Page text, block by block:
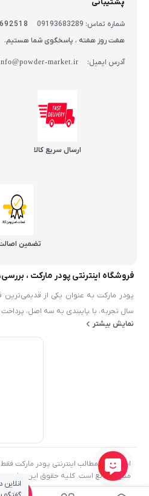
پشتیبانی
شماره تماس: 09193683289
هفت روز هفته ، پاسخگوی شما هستیم.
آدرس ایمیل: market.ir
ارسال سریع کالا
تضمین اصالت
فروشگاه اینترنتی پودر مارکت ،
و تضمین اصل‌بودن کالا موفق شده تا
بزرگ‌ترین فروشگاه اینترنتی ایران
نمایش بیشتر
استفاده از مطالب اینترنتی پودر مارکت
منبع بلامانع است. کلیه حقوق این سایت